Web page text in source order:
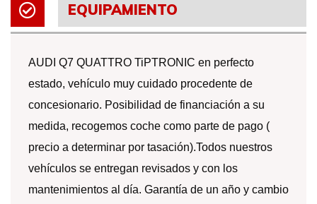
EQUIPAMIENTO
AUDI Q7 QUATTRO TiPTRONIC en perfecto
estado, vehículo muy cuidado procedente de
concesionario. Posibilidad de financiación a su
medida, recogemos coche como parte de pago (
precio a determinar por tasación).Todos nuestros
vehículos se entregan revisados y con los
mantenimientos al día. Garantía de un año y cambio